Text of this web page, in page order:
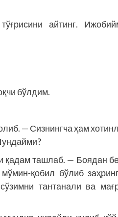
айтинг.
бўлдим.
— Сизнингча ҳам
қадам ташлаб. — Боядан
қобил бўлиб
тантанали ва